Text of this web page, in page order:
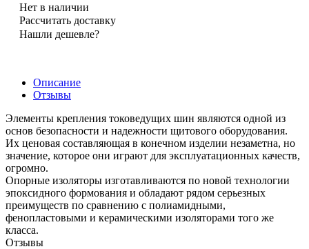
Нет в наличии
Рассчитать доставку
Нашли дешевле?
Описание
Отзывы
Элементы крепления токоведущих шин являются одной из
основ безопасности и надежности щитового оборудования.
Их ценовая составляющая в конечном изделии незаметна, но
значение, которое они играют для эксплуатационных качеств,
огромно.
Опорные изоляторы изготавливаются по новой технологии
эпоксидного формования и обладают рядом серьезных
преимуществ по сравнению с полиамидными,
фенопластовыми и керамическими изоляторами того же
класса.
Отзывы